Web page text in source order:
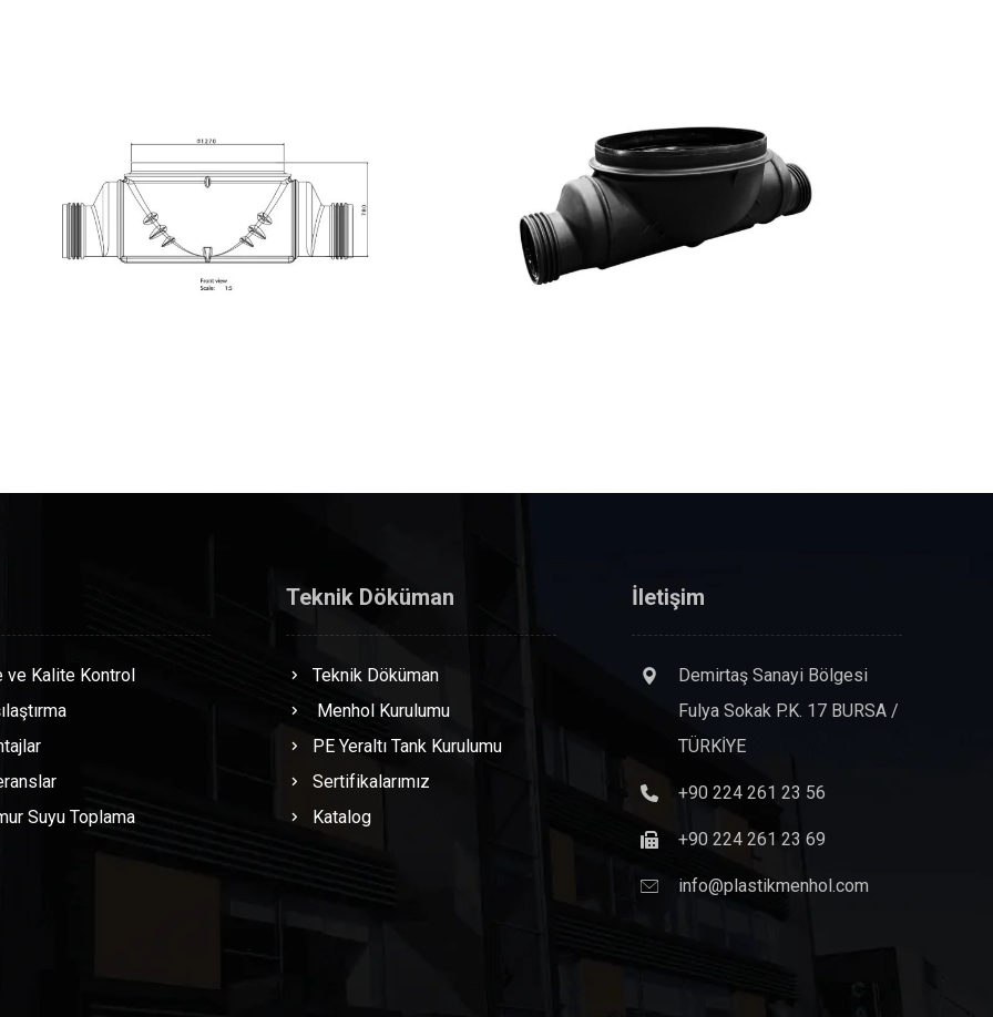
ve Kalite Kontrol
Suyu Toplama
Teknik Döküman
Teknik Döküman
Menhol Kurulumu
PE Yeraltı Tank Kurulumu
Sertifikalarımız
Katalog
İletişim
Demirtaş Sanayi Bölgesi
Fulya Sokak P.K. 17 BURSA /
TÜRKİYE
+90 224 261 23 56
+90 224 261 23 69
info@plastikmenhol.com